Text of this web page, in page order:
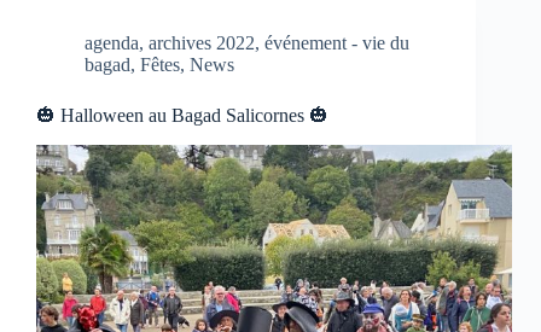
agenda, archives 2022, événement - vie du
bagad, Fêtes, News
🎃 Halloween au Bagad Salicornes 🎃